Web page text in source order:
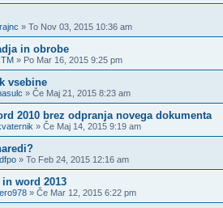
» To Nov 03, 2015 10:36 am
in obrobe
» Po Mar 16, 2015 9:25 pm
vsebine
» Če Maj 21, 2015 8:23 am
2010 brez odpranja novega dokumenta
» Če Maj 14, 2015 9:19 am
» To Feb 24, 2015 12:16 am
word 2013
» Če Mar 12, 2015 6:22 pm